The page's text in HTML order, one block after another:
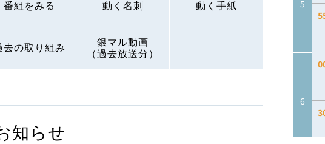
番組をみる 動く名刺 動く手紙
去の取り組み
銀マル動画
（過去放送分）
知らせ